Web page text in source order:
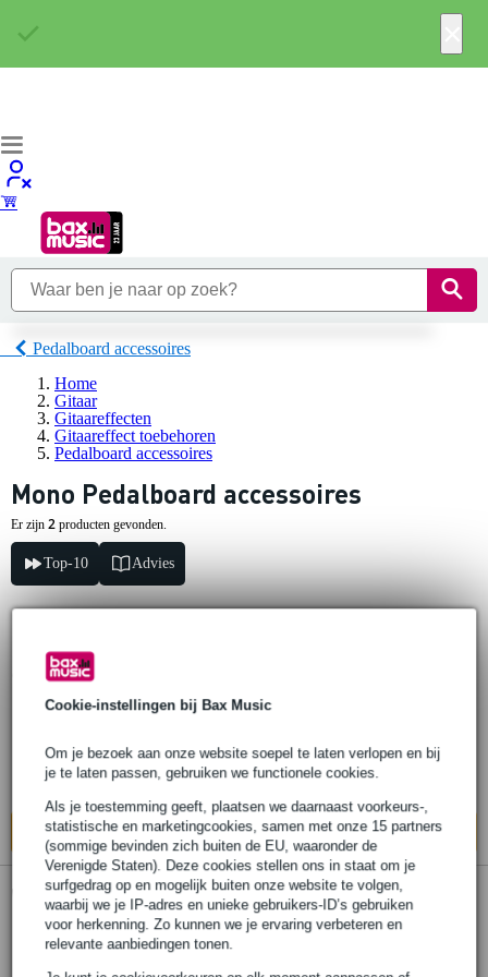
Cookie-instellingen bij Bax Music
Om je bezoek aan onze website soepel te laten verlopen en bij
je te laten passen, gebruiken we functionele cookies.
Als je toestemming geeft, plaatsen we daarnaast voorkeurs-,
statistische en marketingcookies, samen met onze 15 partners
(sommige bevinden zich buiten de EU, waaronder de
Verenigde Staten). Deze cookies stellen ons in staat om je
surfgedrag op en mogelijk buiten onze website te volgen,
waarbij we je IP-adres en unieke gebruikers-ID’s gebruiken
voor herkenning. Zo kunnen we je ervaring verbeteren en
relevante aanbiedingen tonen.
Pedalboard accessoires
Home
Gitaar
Gitaareffecten
Gitaareffect toebehoren
Pedalboard accessoires
Mono Pedalboard accessoires
Er zijn 2 producten gevonden.
Top-10 Advies
€ 86,-
Op voorraad
Ook in1 winkelop voorraad
In mijn winkelwagen
Mono Tour Accessory Case 2.0
pedalboard softcase